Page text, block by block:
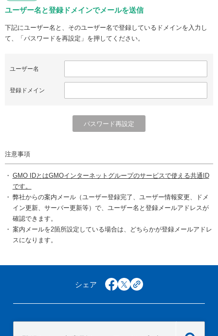
ユーザー名と登録ドメインでメールを送信
下記にユーザー名と、そのユーザー名で登録しているドメインを入力し
て、「パスワードを再設定」を押してください。
ユーザー名
登録ドメイン
注意事項
GMO IDとはGMOインターネットグループのサービスで使える共通ID
です。
弊社からの案内メール（ユーザー登録完了、ユーザー情報変更、ドメ
イン更新、サーバー更新等）で、ユーザー名と登録メールアドレスが
確認できます。
案内メールを2箇所設定している場合は、どちらかが登録メールアドレ
スになります。
シェア facebook
x copy